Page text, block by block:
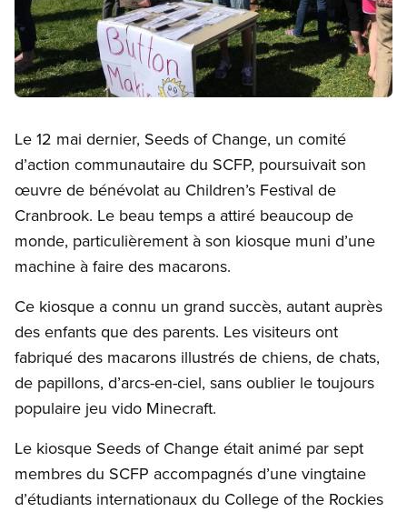
Le 12 mai dernier, Seeds of Change, un comité
d’action communautaire du SCFP, poursuivait son
œuvre de bénévolat au Children’s Festival de
Cranbrook. Le beau temps a attiré beaucoup de
monde, particulièrement à son kiosque muni d’une
machine à faire des macarons.
Ce kiosque a connu un grand succès, autant auprès
des enfants que des parents. Les visiteurs ont
fabriqué des macarons illustrés de chiens, de chats,
de papillons, d’arcs-en-ciel, sans oublier le toujours
populaire jeu vido Minecraft.
Le kiosque Seeds of Change était animé par sept
membres du SCFP accompagnés d’une vingtaine
d’étudiants internationaux du College of the Rockies